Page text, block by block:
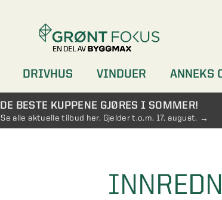
DRIVHUS VINDUER ANNEKS
DØRER
GARDEROBER
DE BESTE KUPPENE GJØRES I SOMMER!
Se alle aktuelle tilbud her. Gjelder t.o.m. 17. august.